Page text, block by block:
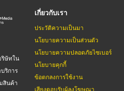
ริษัทใน
ริการ
สินค้า
เกี่ยวกับเรา
ประวัติความเป็นมา
นโยบายความเป็นส่วนตัว
นโยบายความปลอดภัยไซเบอร์
นโยบายคุกกี้
ข้อตกลงการใช้งาน
เสียงตอบรับผู้ลงโฆษณา